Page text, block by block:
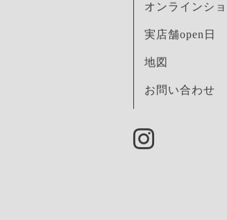
オンラインシ
実店舗open日
地図
お問い合わせ